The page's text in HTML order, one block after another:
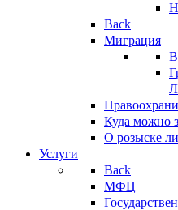
Back
Миграция
Куда можно
О розыске
Услуги
Back
МФЦ